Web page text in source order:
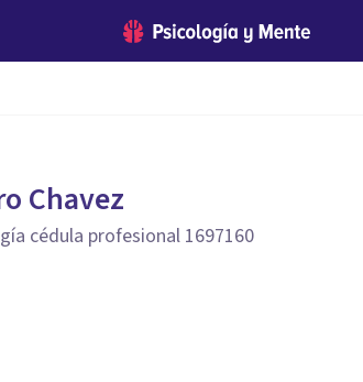
Chavez
cédula profesional 1697160